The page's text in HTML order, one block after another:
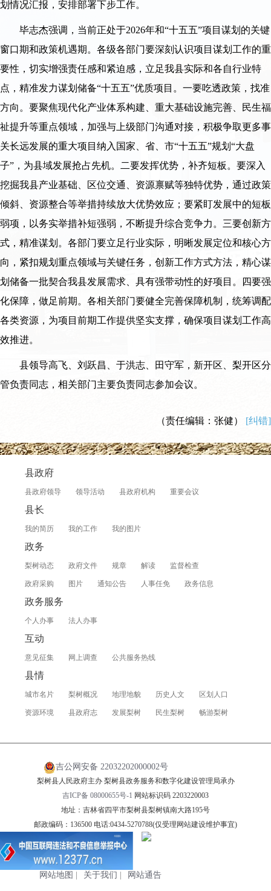
划情况汇报，安排部署下步工作。
毕志杰强调，当前正处于2026年和“十五五”项目谋划的关键
窗口期和政策机遇期。各级各部门要深刻认识项目谋划工作的重
要性，切实增强责任感和紧迫感，立足我县实际和各自行业特
点，精准发力谋划储备“十五五”优质项目。一要吃透政策，找准
方向。要聚焦现代化产业体系构建、重大基础设施完善、民生福
祉提升等重点领域，加强与上级部门沟通对接，积极争取更多事
关长远发展的重大项目纳入国家、省、市“十五五”规划“大盘
子”，为县域发展抢占先机。二要发挥优势，补齐短板。要深入
挖掘我县产业基础、区位交通、资源禀赋等独特优势，通过政策
倾斜、资源整合等举措持续放大优势效应；要紧盯发展中的短板
弱项，以务实举措补短强弱，不断提升综合竞争力。三要创新方
式，精准谋划。各部门要立足行业实际，明晰发展定位和核心方
向，紧扣规划重点领域与关键任务，创新工作方式方法，精心谋
划储备一批契合我县发展需求、具有强带动性的好项目。四要强
化保障，做足前期。各相关部门要健全完善保障机制，统筹调配
各类资源，为项目前期工作提供坚实支撑，确保项目谋划工作高
效推进。
县领导高飞、刘跃昌、于洪志、田守军，新开区、梨开区分
管负责同志，相关部门主要负责同志参加会议。
（责任编辑：张健） [纠错]
县政府
县政府领导 领导活动 县政府机构 重要会议
县长
我的简历 我的工作 我的图片
政务
梨树动态 政府文件 规章 解读 监督检查
政府采购 图片 通知公告 人事任免 政务信息
政务服务
个人办事 法人办事
互动
意见征集 网上调查 公共服务热线
县情
城市名片 梨树概况 地理地貌 历史人文 区划人口
资源环境 县政府志 发展梨树 民生梨树 畅游梨树
吉公网安备 22032202000002号
梨树县人民政府主办 梨树县政务服务和数字化建设管理局承办
吉ICP备 08000655号-1 网站标识码 2203220003
地址：吉林省四平市梨树县梨树镇南大路195号
邮政编码：136500 电话:0434-5270788(仅受理网站建设维护事宜)
网站地图 | 关于我们 | 网站通告